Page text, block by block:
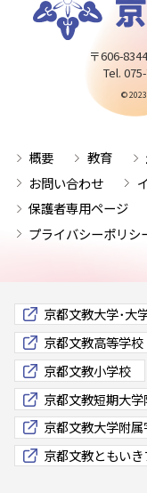
〒606-
Tel.
©
概要 教育
お問い合わせ
保護者専用ページ
プライバシーポリシ
京都文教大学･大
京都文教高等学校
京都文教小学校
京都文教短期大
京都文教大学附
京都文教ともい